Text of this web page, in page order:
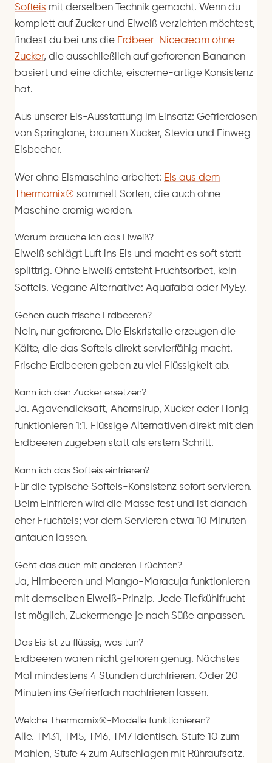
Softeis mit derselben Technik gemacht. Wenn du
komplett auf Zucker und Eiweiß verzichten möchtest,
findest du bei uns die Erdbeer-Nicecream ohne
Zucker, die ausschließlich auf gefrorenen Bananen
basiert und eine dichte, eiscreme-artige Konsistenz
hat.
Aus unserer Eis-Ausstattung im Einsatz: Gefrierdosen
von Springlane, braunen Xucker, Stevia und Einweg-
Eisbecher.
Wer ohne Eismaschine arbeitet: Eis aus dem
Thermomix® sammelt Sorten, die auch ohne
Maschine cremig werden.
Warum brauche ich das Eiweiß?
Eiweiß schlägt Luft ins Eis und macht es soft statt
splittrig. Ohne Eiweiß entsteht Fruchtsorbet, kein
Softeis. Vegane Alternative: Aquafaba oder MyEy.
Gehen auch frische Erdbeeren?
Nein, nur gefrorene. Die Eiskristalle erzeugen die
Kälte, die das Softeis direkt servierfähig macht.
Frische Erdbeeren geben zu viel Flüssigkeit ab.
Kann ich den Zucker ersetzen?
Ja. Agavendicksaft, Ahornsirup, Xucker oder Honig
funktionieren 1:1. Flüssige Alternativen direkt mit den
Erdbeeren zugeben statt als erstem Schritt.
Kann ich das Softeis einfrieren?
Für die typische Softeis-Konsistenz sofort servieren.
Beim Einfrieren wird die Masse fest und ist danach
eher Fruchteis; vor dem Servieren etwa 10 Minuten
antauen lassen.
Geht das auch mit anderen Früchten?
Ja, Himbeeren und Mango-Maracuja funktionieren
mit demselben Eiweiß-Prinzip. Jede Tiefkühlfrucht
ist möglich, Zuckermenge je nach Süße anpassen.
Das Eis ist zu flüssig, was tun?
Erdbeeren waren nicht gefroren genug. Nächstes
Mal mindestens 4 Stunden durchfrieren. Oder 20
Minuten ins Gefrierfach nachfrieren lassen.
Welche Thermomix®-Modelle funktionieren?
Alle. TM31, TM5, TM6, TM7 identisch. Stufe 10 zum
Mahlen, Stufe 4 zum Aufschlagen mit Rühraufsatz.